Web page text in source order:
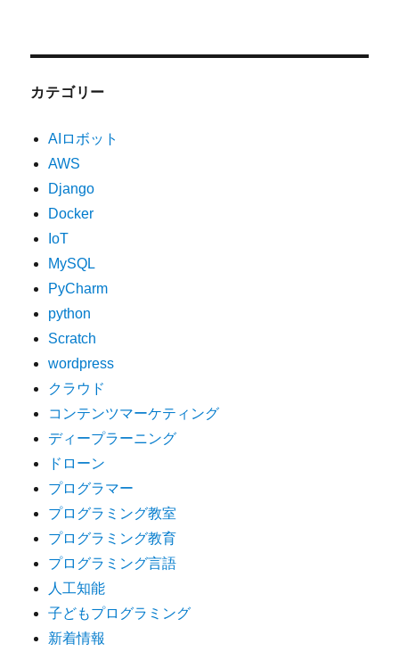
カテゴリー
AIロボット
AWS
Django
Docker
IoT
MySQL
PyCharm
python
Scratch
wordpress
クラウド
コンテンツマーケティング
ディープラーニング
ドローン
プログラマー
プログラミング教室
プログラミング教育
プログラミング言語
人工知能
子どもプログラミング
新着情報